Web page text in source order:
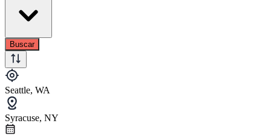
Buscar
Seattle, WA
Syracuse, NY